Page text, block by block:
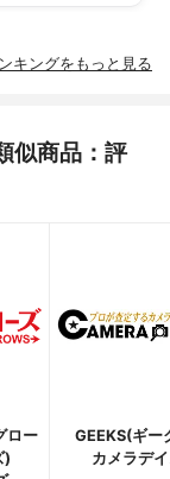
キングをもっと見る
似商品：評
ロー
)
GEEKS(ギー
カメラデ